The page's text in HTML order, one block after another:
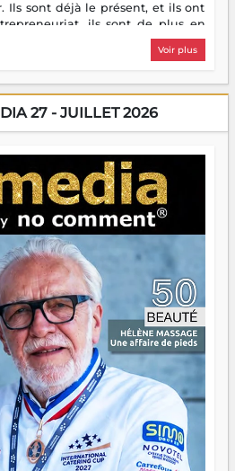
Ils sont déjà le présent, et ils ont
ils sont de plus en
à créer, à risquer — souvent
aide, mais toujours avec cette
En culture, les nouvelles sont
vient de décrocher le
Miangaly Elia rafle le Prix
torche. Alors oui, on pourrait
rentrer chez soi satisfait. Mais ce
chose essentielle. La fougue, ça
ça brûle vite. Une flamme sans
qu'elle peut consumer. C'est
en scène — pas pour reprendre le
où sont les récifs. Les jeunes
l'expérience, comme on dit. Ce
générations — c'est une question
réussites, mais aussi vos échecs.
— ils enseignent mieux que
Madagascar, la barque avance.
tout le monde rame dans le
Voir plus
27 - JUILLET 2026